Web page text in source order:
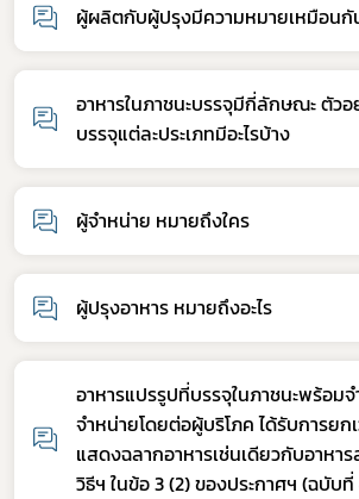
ผู้ผลิตกับผู้ปรุงมีความหมายเหมือนกั
อาหารในภาชนะบรรจุมีกี่ลักษณะ ตัวอ
บรรจุแต่ละประเภทมีอะไรบ้าง
ผู้จำหน่าย หมายถึงใคร
ผู้ปรุงอาหาร หมายถึงอะไร
อาหารแปรรูปที่บรรจุในภาชนะพร้อม
จำหน่ายโดยต่อผู้บริโภค ได้รับการยก
แสดงฉลากอาหารเช่นเดียวกับอาหา
วิธีฯ ในข้อ 3 (2) ของประกาศฯ (ฉบับ